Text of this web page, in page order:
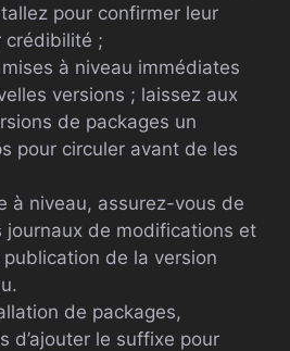
pour confirmer leur
crédibilité ;
à niveau immédiates
versions ; laissez aux
de packages un
pour circuler avant de les
à niveau, assurez-vous de
journaux de modifications et
de la version
de packages,
d’ajouter le suffixe pour